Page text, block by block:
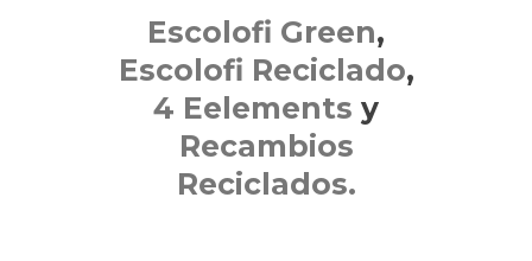
Escolofi Green,
Escolofi Reciclado,
4 Eelements y
Recambios
Reciclados.